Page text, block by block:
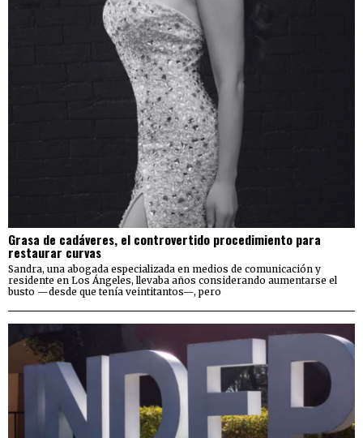
Grasa de cadáveres, el controvertido procedimiento para
restaurar curvas
Sandra, una abogada especializada en medios de comunicación y
residente en Los Ángeles, llevaba años considerando aumentarse el
busto —desde que tenía veintitantos—, pero